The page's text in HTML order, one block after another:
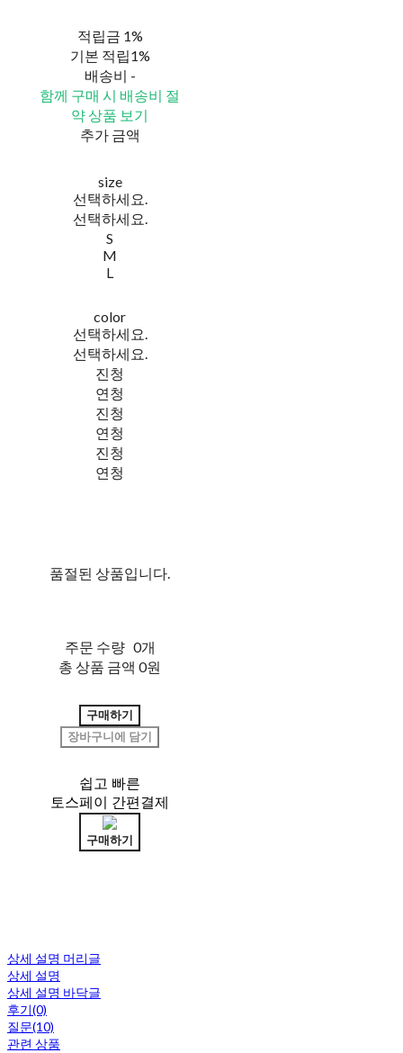
적립금 1%
기본 적립1%
배송비 -
함께 구매 시 배송비 절
약 상품 보기
추가 금액
size
선택하세요.
선택하세요.
S
M
L
color
선택하세요.
선택하세요.
진청
연청
진청
연청
진청
연청
품절된 상품입니다.
주문 수량 0개
총 상품 금액 0원
구매하기
장바구니에 담기
쉽고 빠른
토스페이 간편결제
구매하기
상세 설명 머리글
상세 설명
상세 설명 바닥글
후기(0)
질문(10)
관련 상품